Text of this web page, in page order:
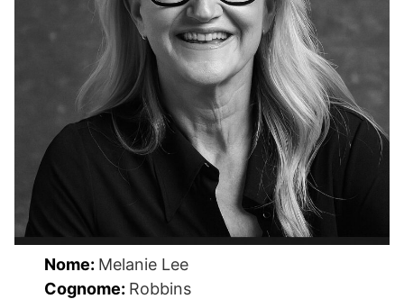
Nome: Melanie Lee
Cognome: Robbins